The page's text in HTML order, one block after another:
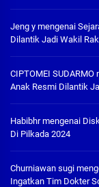
Jeng y mengenai
Dilantik Jadi Wakil
CIPTOMEI SUDARMO
Anak Resmi Dilantik
Habibhrmengenai
Di Pilkada 2024
Churniawan sugi
Ingatkan Tim Dokter